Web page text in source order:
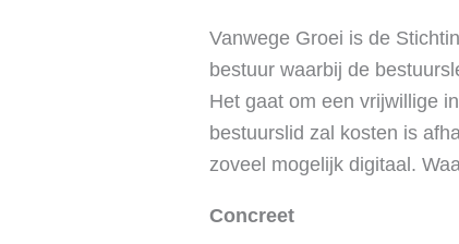
Vanwege Groei is de
bestuur waarbij de
Het gaat om een vrijwillige
bestuurslid zal kosten is
zoveel mogelijk digitaal.
Concreet